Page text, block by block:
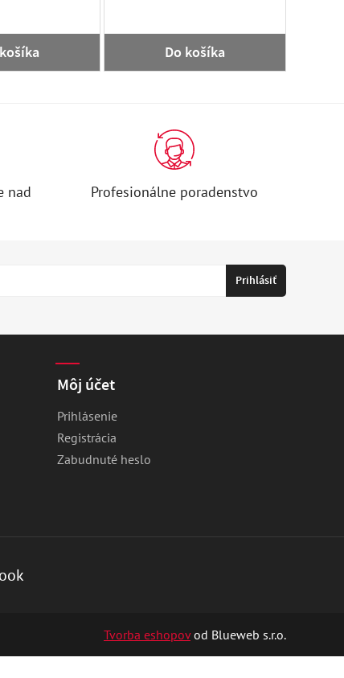
Do košíka
nad
Profesionálne poradenstvo
Môj účet
Prihlásenie
Registrácia
Zabudnuté heslo
Tvorba eshopovod Blueweb s.r.o.